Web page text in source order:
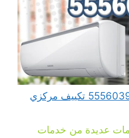
فني تكييف وتبريد الرميثية 55560390 تكييف مركزي
عديدة من خدمات